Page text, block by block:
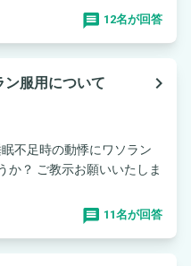
12名が回答
ン服用について
navigate_next
か？ ご教示お願いいたしま
11名が回答